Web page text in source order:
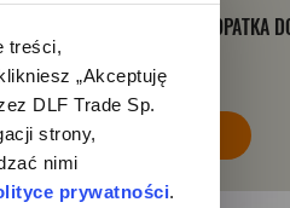
treści,
„Akceptuję
DLF Trade Sp.
strony,
nimi
prywatności
PERFOROWANA
299,00 zł